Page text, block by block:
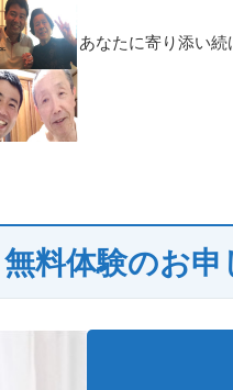
あなたに寄り添い続
無料体験のお